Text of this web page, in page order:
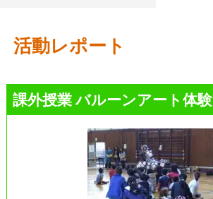
活動レポート
課外授業 バルーンアート体験